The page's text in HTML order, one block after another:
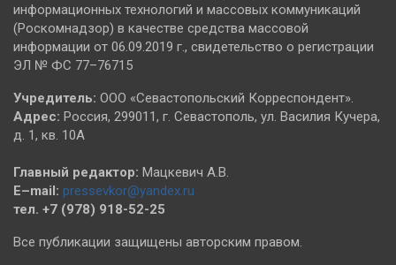
информационных технологий и массовых коммуникаций
(Роскомнадзор) в качестве средства массовой
информации от 06.09.2019 г., свидетельство о регистрации
ЭЛ № ФС 77–76715
Учредитель: ООО «Севастопольский Корреспондент».
Адрес: Россия, 299011, г. Севастополь, ул. Василия Кучера,
д. 1, кв. 10А
Главный редактор: Мацкевич А.В.
E–mail: pressevkor@yandex.ru
тел. +7 (978) 918-52-25
Все публикации защищены авторским правом.